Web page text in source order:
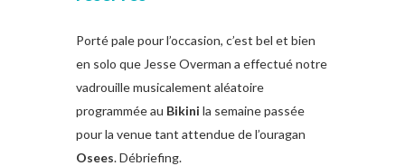
Porté pale pour l’occasion, c’est bel et bien
en solo que Jesse Overman a effectué notre
vadrouille musicalement aléatoire
programmée au Bikini la semaine passée
pour la venue tant attendue de l’ouragan
Osees. Débriefing.